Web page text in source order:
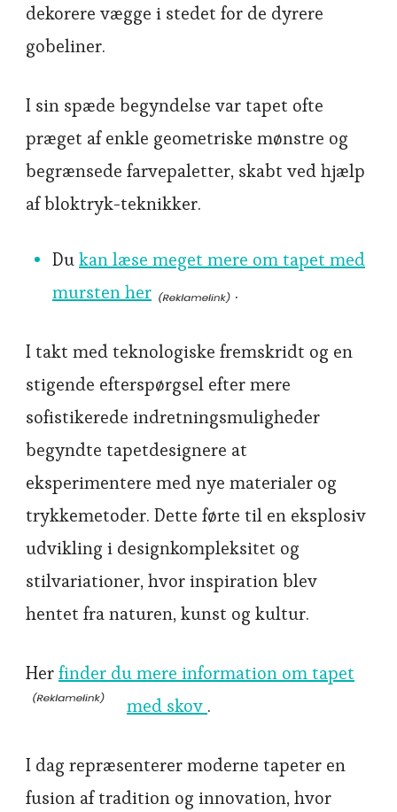
dekorere vægge i stedet for de dyrere
gobeliner.
I sin spæde begyndelse var tapet ofte
præget af enkle geometriske mønstre og
begrænsede farvepaletter, skabt ved hjælp
af bloktryk-teknikker.
Dukan læse meget mere om tapet med
mursten her
.
I takt med teknologiske fremskridt og en
stigende efterspørgsel efter mere
sofistikerede indretningsmuligheder
begyndte tapetdesignere at
eksperimentere med nye materialer og
trykkemetoder. Dette førte til en eksplosiv
udvikling i designkompleksitet og
stilvariationer, hvor inspiration blev
hentet fra naturen, kunst og kultur.
Herfinder du mere information om tapet
med skov .
I dag repræsenterer moderne tapeter en
fusion af tradition og innovation, hvor